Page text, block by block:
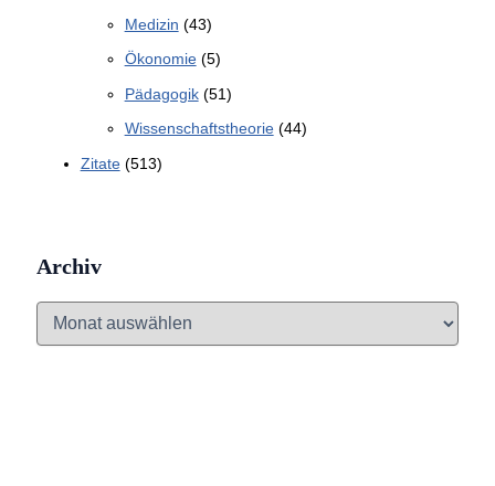
Medizin (43)
Ökonomie(5)
Pädagogik(51)
Wissenschaftstheorie(44)
Zitate(513)
Archiv